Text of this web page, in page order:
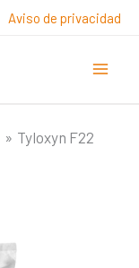
Aviso de privacidad
Tyloxyn F22